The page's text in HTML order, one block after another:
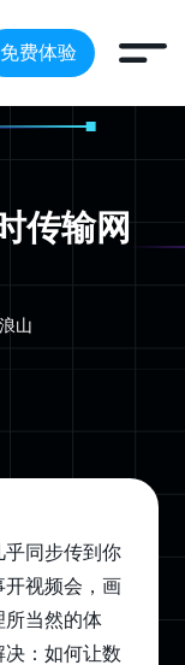
免费体验
传输网
山
同步传到你
开视频会，画
所当然的体
：如何让数